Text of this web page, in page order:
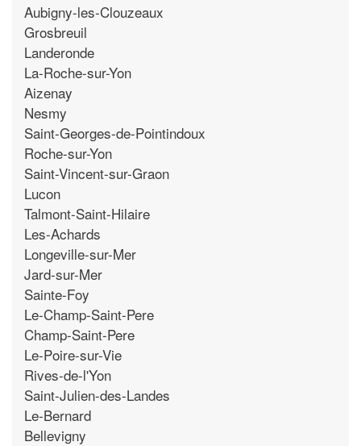
Aubigny-les-Clouzeaux
Grosbreuil
Landeronde
La-Roche-sur-Yon
Aizenay
Nesmy
Saint-Georges-de-Pointindoux
Roche-sur-Yon
Saint-Vincent-sur-Graon
Lucon
Talmont-Saint-Hilaire
Les-Achards
Longeville-sur-Mer
Jard-sur-Mer
Sainte-Foy
Le-Champ-Saint-Pere
Champ-Saint-Pere
Le-Poire-sur-Vie
Rives-de-l'Yon
Saint-Julien-des-Landes
Le-Bernard
Bellevigny